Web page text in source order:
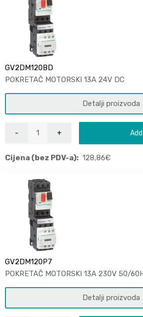
GV2DM120BD
POKRETAČ MOTORSKI 13A 24V DC
Detalji proizvoda
Cijena (bez PDV-a): 128,86€
GV2DM120P7
POKRETAČ MOTORSKI 13A 230V 50/
Detalji proizvoda